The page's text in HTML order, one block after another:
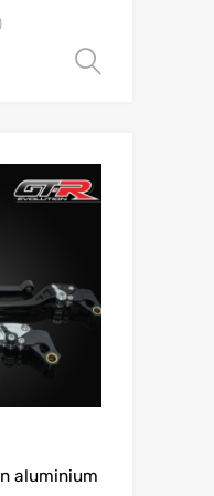
aluminium